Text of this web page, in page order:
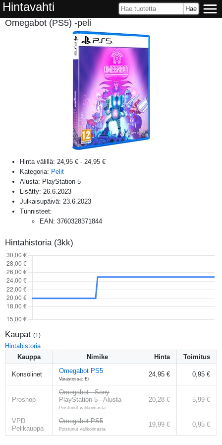
Hintavahti
Omegabot (PS5) -peli
Hinta välillä: 24,95 € - 24,95 €
Kategoria: Pelit
Alusta: PlayStation 5
Lisätty: 26.6.2023
Julkaisupäivä: 23.6.2023
Tunnisteet:
EAN: 3760328371844
Hintahistoria (3kk)
Kaupat (1 )
Hintahistoria
Kauppa
Nimike Hinta Toimitus
Konsolinet Omegabot PS5
Varastossa: Ei
24,95 € 0,95 €
Proshop
Omegabot - Sony
PlayStation 5 - Alusta
Poistunut valikoimasta
20,28 € 5,99 €
VPD
Pelikauppa
Omegabot PS5
Poistunut valikoimasta
19,99 € 0,95 €